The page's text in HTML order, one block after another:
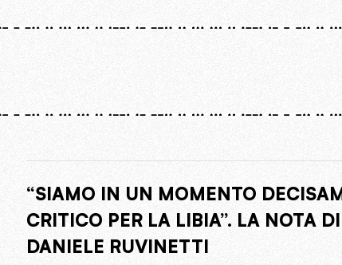
“SIAMO IN UN MOMENTO
CRITICO PER LA LIBIA”. LA NOTA DI
DANIELE RUVINETTI